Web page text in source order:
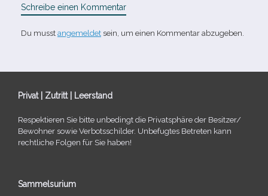
Schreibe einen Kommentar
Du musst angemeldet sein, um einen Kommentar abzugeben.
Privat | Zutritt | Leerstand
Respektieren Sie bitte unbe­dingt die Privatsphäre der Besitzer/​
Bewohner sowie Verbotsschilder. Unbefugtes Betreten kann
recht­li­che Folgen für Sie haben!
Sammelsurium